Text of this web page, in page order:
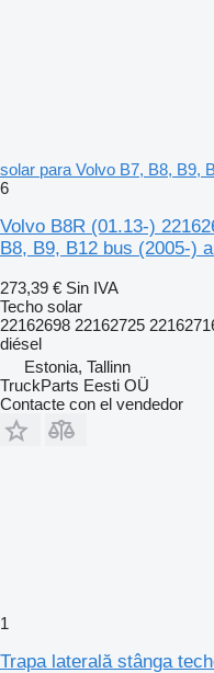
solar para Volvo B7, B8, B9,
6
Volvo B8R (01.13-)
B8, B9, B12 bus (2005-)
273,39 € Sin IVA
Techo solar
22162698 22162725
diésel
Estonia, Tallinn
TruckParts Eesti OÜ
Contacte con el vendedor
1
Trapa laterală stânga